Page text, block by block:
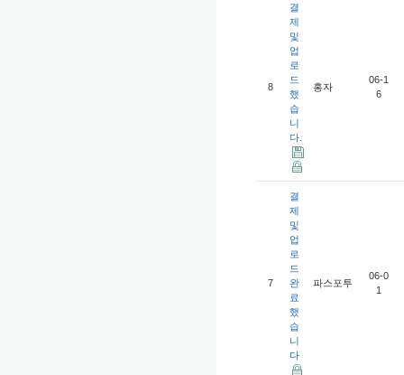
8
결
제
및
업
로
드
했
습
니
다.
홍자
06-1
6
7
결
제
및
업
로
드
완
료
했
습
니
다
파스포투
06-0
1